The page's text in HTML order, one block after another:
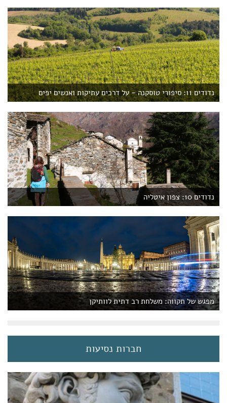
נדודים 11: סיפורי טוסקנה – על דרכים עתיקות ואנשים יפים
נדודים 10: צפון איטליה
מפגש של תקווה: משלחת רב דתית לוותיקן
חברות נסיעות